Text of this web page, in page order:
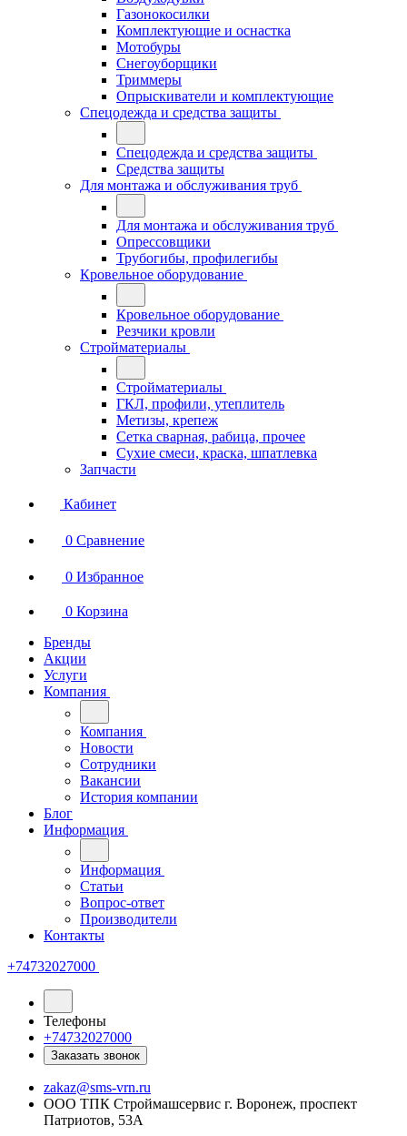
Газонокосилки
Комплектующие и оснастка
Мотобуры
Снегоуборщики
Триммеры
Опрыскиватели и комплектующие
Спецодежда и средства защиты
Спецодежда и средства защиты
Средства защиты
Для монтажа и обслуживания труб
Для монтажа и обслуживания труб
Опрессовщики
Трубогибы, профилегибы
Кровельное оборудование
Кровельное оборудование
Резчики кровли
Стройматериалы
Стройматериалы
ГКЛ, профили, утеплитель
Метизы, крепеж
Сетка сварная, рабица, прочее
Сухие смеси, краска, шпатлевка
Запчасти
Кабинет
0 Сравнение
0 Избранное
0 Корзина
Бренды
Акции
Услуги
Компания
Компания
Новости
Сотрудники
Вакансии
История компании
Блог
Информация
Информация
Статьи
Вопрос-ответ
Производители
Контакты
+74732027000
Телефоны
+74732027000
Заказать звонок
zakaz@sms-vrn.ru
ООО ТПК Строймашсервис г. Воронеж, проспект
Патриотов, 53А